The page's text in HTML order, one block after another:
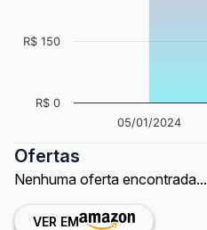
05/01/2024
R$ 0
R$ 150
Ofertas
Nenhuma oferta encontrada...
VER EM